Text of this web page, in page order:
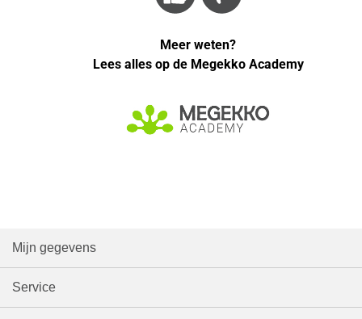
Meer weten?
Lees alles op de Megekko Academy
Mijn gegevens
Service